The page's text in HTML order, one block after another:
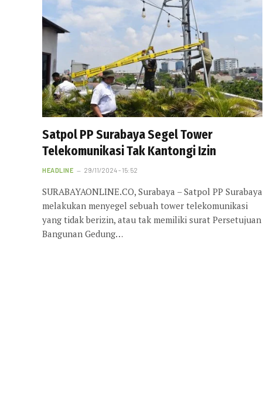
Satpol PP Surabaya Segel Tower
Telekomunikasi Tak Kantongi Izin
HEADLINE 29/11/2024 - 15:52
SURABAYAONLINE.CO, Surabaya – Satpol PP Surabaya
melakukan menyegel sebuah tower telekomunikasi
yang tidak berizin, atau tak memiliki surat Persetujuan
Bangunan Gedung…